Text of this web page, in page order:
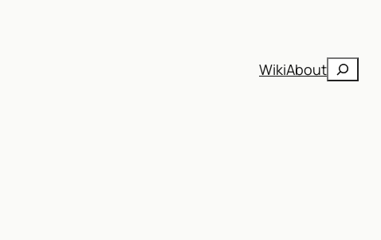
WikiAbout검